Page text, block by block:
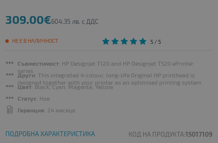
309.00€604.35 лв. с ДДС
НЕ Е В НАЛИЧНОСТ 5 / 5
Съвместимост: HP Designjet T120 and HP Designjet T520 ePrinter
series
Други: This integrated 4-colour, long-life Original HP printhead is
designed together with your printer as an optimised printing system.
Цвят: Black, Cyan, Magenta, Yellow
Статус: Нов
Гаранция: 24 месеца
ПОДРОБНА ХАРАКТЕРИСТИКА КОД НА ПРОДУКТА:15017109